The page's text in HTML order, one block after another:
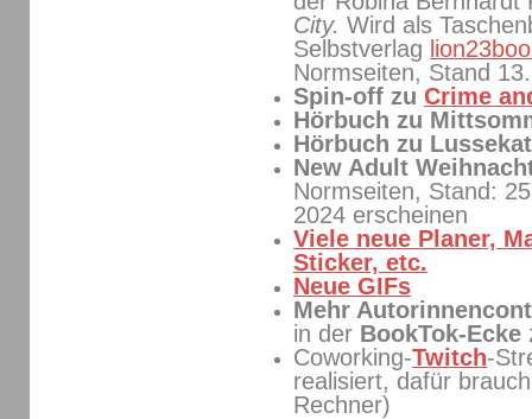
City. Wird als
Selbstverlag
Normseiten, Stand
Spin-off zu Crime
Hörbuch zu
Hörbuch zu
New Adult
Normseiten, Stand:
2024 erscheinen
Viele neue Planer,
Sticker, etc.
Neue GIFs
Mehr
in der BookTok-Ecke
Coworking-Twitch-
realisiert, dafür
Rechner)